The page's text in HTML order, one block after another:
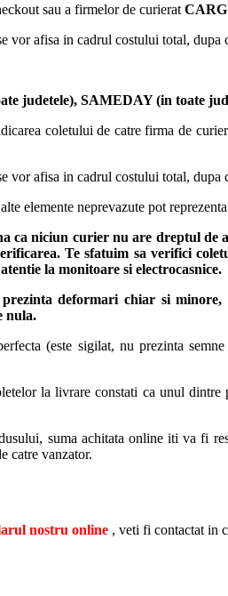
sau a firmelor de curierat
afisa in cadrul costului total, dupa
judetele), SAMEDAY (in toate
coletului de catre firma de
afisa in cadrul costului total, dupa
elemente neprevazute pot
ca niciun curier nu are dreptul
Te sfatuim sa verifici
la monitoare si electrocasnice.
deformari chiar si
nula.
(este sigilat, nu prezinta
la livrare constati ca unul
suma achitata online iti va
catre vanzator.
nostru online , veti fi contactat in